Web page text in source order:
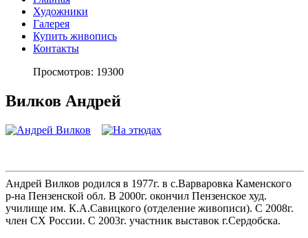
Художники
Галерея
Купить живопись
Контакты
Просмотров: 19300
Вилков Андрей
Андрей Вилков родился в 1977г. в с.Варваровка Каменского
р-на Пензенской обл. В 2000г. окончил Пензенское худ.
училище им. К.А.Савицкого (отделение живописи). С 2008г.
член СХ России. С 2003г. участник выставок г.Сердобска.